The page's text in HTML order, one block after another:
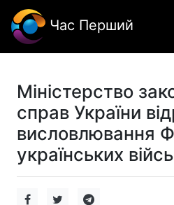
Час Перший
Міністерство
справ України
висловлювання
українських